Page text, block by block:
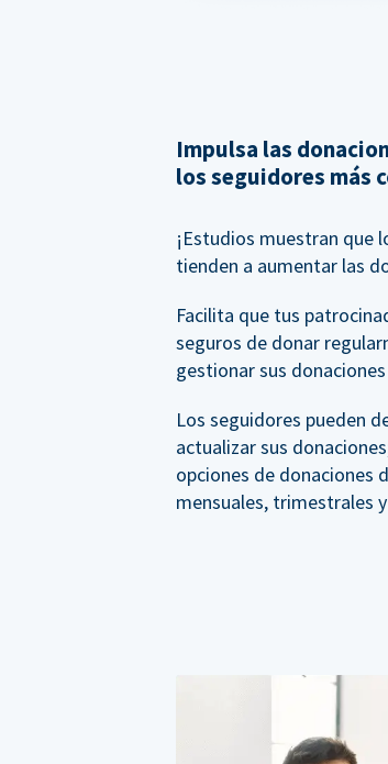
Impulsa las
los seguidores más
¡Estudios muestran que
tienden a aumentar las
Facilita que tus
seguros de donar
gestionar sus
Los seguidores pueden
actualizar sus
opciones de donaciones
mensuales, trimestrales